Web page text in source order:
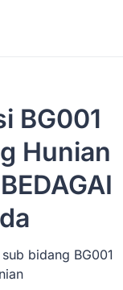
BG001
Hunian
bidang BG001